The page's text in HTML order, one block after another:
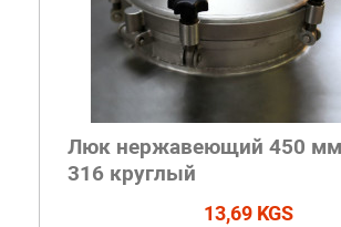
Люк нержавеющий 450
316 круглый
13,69 KGS